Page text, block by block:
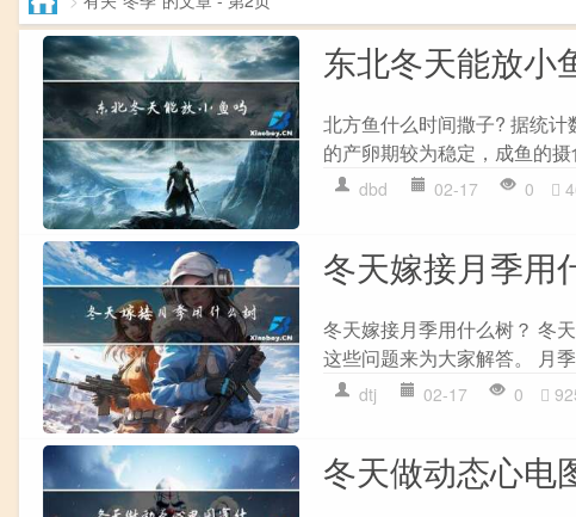
东北冬天能放小
北方鱼什么时间撒子? 据统
的产卵期较为稳定，成鱼的
dbd 02-17 0
冬天嫁接月季用
冬天嫁接月季用什么树？ 冬
这些问题来为大家解答。 月
dtj 02-17 0
冬天做动态心电